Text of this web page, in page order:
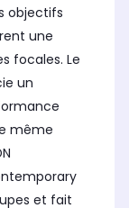
de mise au
objectifs
une
focales. Le
un
même
et fait